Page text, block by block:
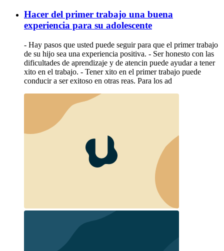
Hacer del primer trabajo una buena
experiencia para su adolescente
- Hay pasos que usted puede seguir para que el primer trabajo
de su hijo sea una experiencia positiva. - Ser honesto con las
dificultades de aprendizaje y de atencin puede ayudar a tener
xito en el trabajo. - Tener xito en el primer trabajo puede
conducir a ser exitoso en otras reas. Para los ad